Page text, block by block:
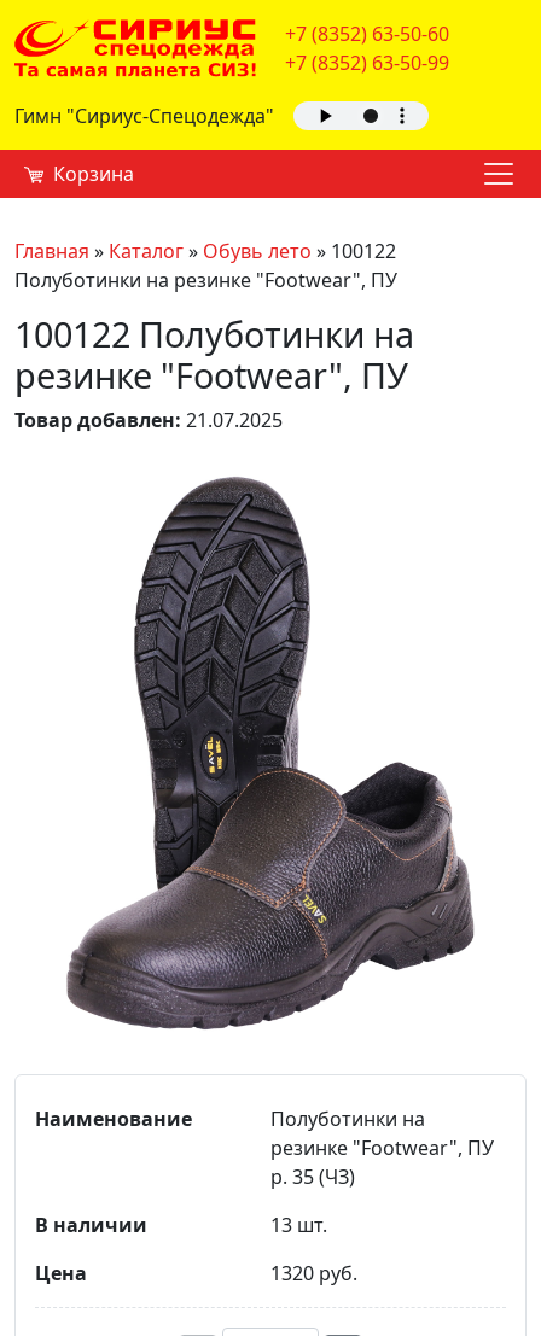
+7 (8352) 63-50-60
+7 (8352) 63-50-99
Гимн "Сириус-Спецодежда"
Корзина
Главная » Каталог» Обувь лето » 100122
Полуботинки на резинке "Footwear", ПУ
100122 Полуботинки на
резинке "Footwear", ПУ
Товар добавлен: 21.07.2025
Полуботинки на
резинке "Footwear", ПУ
р. 35 (ЧЗ)
13 шт.
1320 руб.